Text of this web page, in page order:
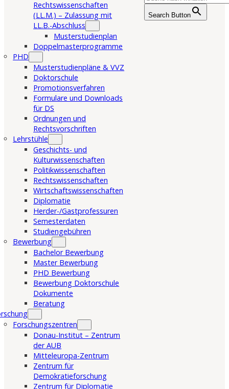
Rechtswissenschaften
(LL.M.) – Zulassung mit
LL.B.-Abschluss
Musterstudienplan
Doppelmasterprogramme
PHD
Musterstudienpläne & VVZ
Doktorschule
Promotionsverfahren
Formulare und Downloads
für DS
Ordnungen und
Rechtsvorschriften
Lehrstühle
Geschichts- und
Kulturwissenschaften
Politikwissenschaften
Rechtswissenschaften
Wirtschaftswissenschaften
Diplomatie
Herder-/Gastprofessuren
Semesterdaten
Studiengebühren
Bewerbung
Bachelor Bewerbung
Master Bewerbung
PHD Bewerbung
Bewerbung Doktorschule
Dokumente
Beratung
Forschungszentren
Donau-Institut – Zentrum
der AUB
Mitteleuropa-Zentrum
Zentrum für
Demokratieforschung
Zentrum für Diplomatie
Search Button